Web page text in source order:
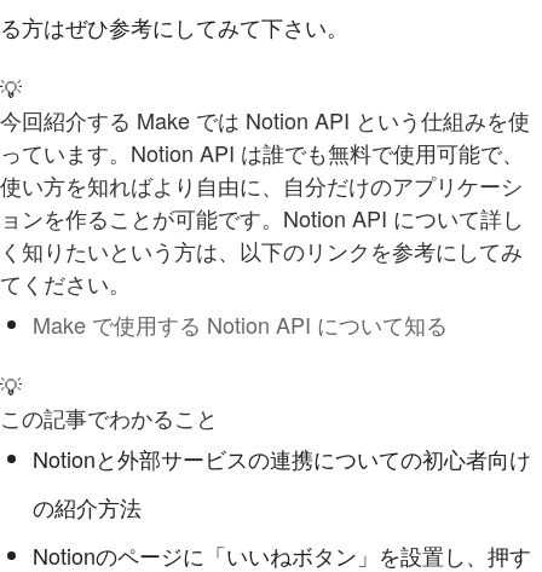
る方はぜひ参考にしてみて下さい。
💡
今回紹介する Make では Notion API という仕組みを使
っています。Notion API は誰でも無料で使用可能で、
使い方を知ればより自由に、自分だけのアプリケーシ
ョンを作ることが可能です。Notion API について詳し
く知りたいという方は、以下のリンクを参考にしてみ
てください。
Make で使用する Notion API について知る
💡
この記事でわかること
Notionと外部サービスの連携についての初心者向け
の紹介方法
Notionのページに「いいねボタン」を設置し、押す